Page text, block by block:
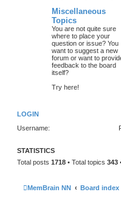
Miscellaneous
Topics
You are not quite sure
where to place your
question or issue? You
want to suggest a new
forum or want to
feedback to the board
itself?
Try here!
LOGIN
Username:
STATISTICS
Total posts 1718 • Total topics 343
MemBrain NN Board index